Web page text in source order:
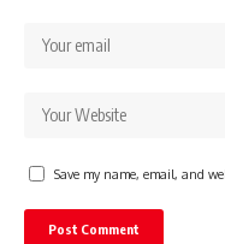
Save my name, email, and